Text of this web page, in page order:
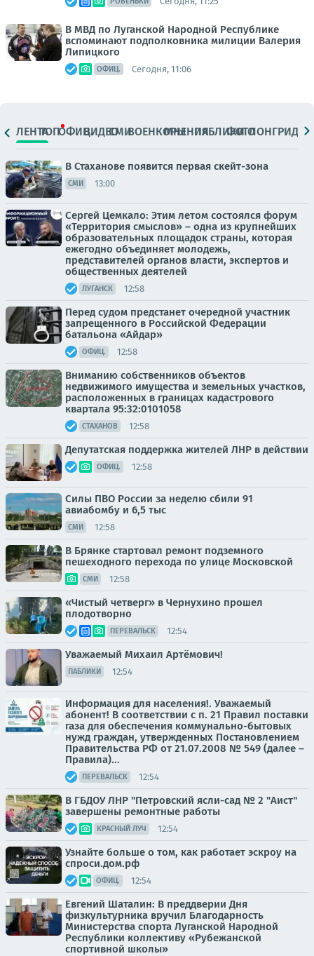
В МВД по Луганской Народной Республике
вспоминают подполковника милиции Валерия
Липицкого
ОФИЦ. Сегодня, 11:06
ЛЕНТАТОПОФИЦ.ВИДЕОСМИВОЕНКОРЫМНЕНИЯПАБЛИКИ
ФОТОЛОНГРИДЫ
В Стаханове появится первая скейт-зона
СМИ 13:00
Сергей Цемкало: Этим летом состоялся форум
«Территория смыслов» – одна из крупнейших
образовательных площадок страны, которая
ежегодно объединяет молодежь,
представителей органов власти, экспертов и
общественных деятелей
ЛУГАНСК 12:58
Перед судом предстанет очередной участник
запрещенного в Российской Федерации
батальона «Айдар»
ОФИЦ. 12:58
Вниманию собственников объектов
недвижимого имущества и земельных участков,
расположенных в границах кадастрового
квартала 95:32:0101058
СТАХАНОВ 12:58
Депутатская поддержка жителей ЛНР в действии
ОФИЦ. 12:58
Силы ПВО России за неделю сбили 91
авиабомбу и 6,5 тыс
СМИ 12:58
В Брянке стартовал ремонт подземного
пешеходного перехода по улице Московской
СМИ 12:58
«Чистый четверг» в Чернухино прошел
плодотворно
ПЕРЕВАЛЬСК 12:54
Уважаемый Михаил Артёмович!
ПАБЛИКИ 12:54
Информация для населения!. Уважаемый
абонент! В соответствии с п. 21 Правил поставки
газа для обеспечения коммунально-бытовых
нужд граждан, утвержденных Постановлением
Правительства РФ от 21.07.2008 № 549 (далее –
Правила)...
ПЕРЕВАЛЬСК 12:54
В ГБДОУ ЛНР "Петровский ясли-сад № 2 "Аист"
завершены ремонтные работы
КРАСНЫЙ ЛУЧ 12:54
Узнайте больше о том, как работает эскроу на
спроси.дом.рф
ОФИЦ. 12:54
Евгений Шаталин: В преддверии Дня
физкультурника вручил Благодарность
Министерства спорта Луганской Народной
Республики коллективу «Рубежанской
спортивной школы»